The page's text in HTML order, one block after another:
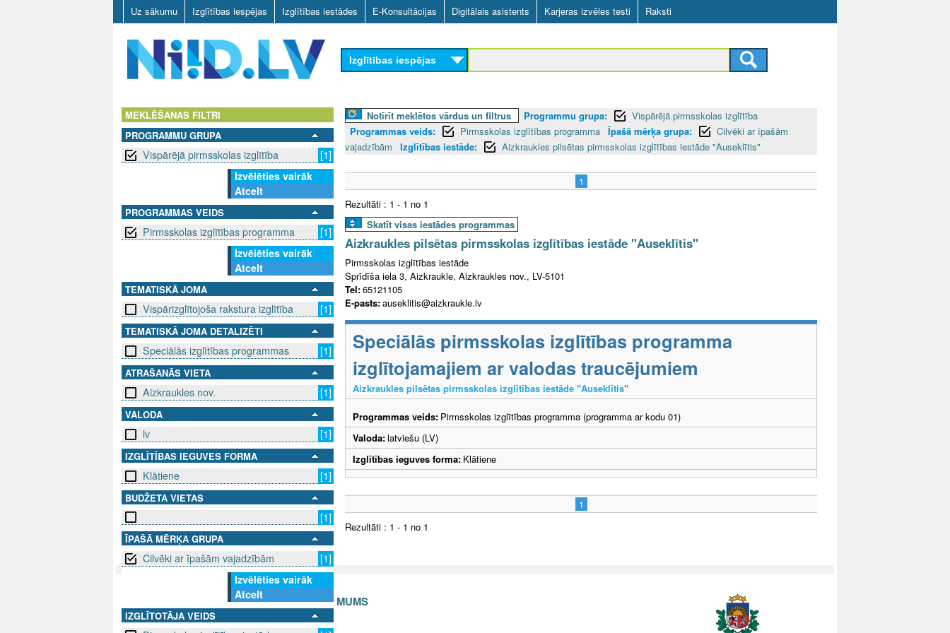
Skip
to
main
content
Uz sākumu Izglītības iespējas Izglītības iestādes E-Konsultācijas Digitālais asistents Karjeras izvēles testi Raksti
Izglītības iespējas
MEKLĒŠANAS FILTRI
PROGRAMMU GRUPA
Vispārējā pirmsskolas izglītība
[1]
Izvēlēties vairāk
Atcelt
PROGRAMMAS VEIDS
Pirmsskolas izglītības programma
[1]
Izvēlēties vairāk
Atcelt
TEMATISKĀ JOMA
Vispārizglītojoša rakstura izglītība [1]
TEMATISKĀ JOMA DETALIZĒTI
Speciālās izglītības programmas [1]
ATRAŠANĀS VIETA
Aizkraukles nov. [1]
VALODA
lv [1]
IZGLĪTĪBAS IEGUVES FORMA
Klātiene [1]
BUDŽETA VIETAS
[1]
ĪPAŠĀ MĒRĶA GRUPA
Cilvēki ar īpašām vajadzībām
[1]
Izvēlēties vairāk
Atcelt
IZGLĪTOTĀJA VEIDS
Notīrīt meklētos vārdus un filtrus Programmu grupa:
Vispārējā pirmsskolas izglītība
Programmas veids:
Pirmsskolas izglītības programma Īpašā mērķa grupa:
Cilvēki ar īpašām
vajadzībām
Izglītības iestāde: Aizkraukles pilsētas pirmsskolas izglītības iestāde "Auseklītis"
1
Rezultāti : 1 - 1 no 1
Skatīt visas iestādes programmas
Aizkraukles pilsētas pirmsskolas izglītības iestāde "Auseklītis"
Pirmsskolas izglītības iestāde
Sprīdīša iela 3, Aizkraukle, Aizkraukles nov., LV-5101
Tel:65121105
E-pasts:auseklitis@aizkraukle.lv
Speciālās pirmsskolas izglītības programma
izglītojamajiem ar valodas traucējumiem
Aizkraukles pilsētas pirmsskolas izglītības iestāde "Auseklītis"
Programmas veids: Pirmsskolas izglītības programma (programma ar kodu 01)
Valoda:latviešu (LV)
Izglītības ieguves forma: Klātiene
1
Rezultāti : 1 - 1 no 1
SAZINIES AR MUMS